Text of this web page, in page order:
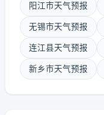
阳江市天气预报
无锡市天气预报
连江县天气预报
新乡市天气预报